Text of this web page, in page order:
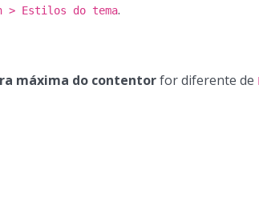
> Estilos do tema.
máxima do contentorfor diferente de